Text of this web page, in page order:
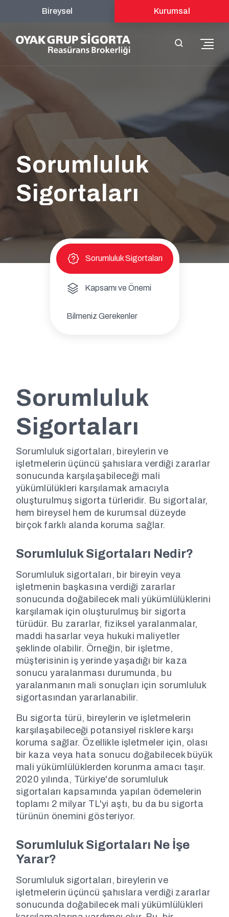
Bireysel Kurumsal
Sorumluluk
Sigortaları
Sorumluluk Sigortaları
Kapsamı ve Önemi
Bilmeniz Gerekenler
Sorumluluk
Sigortaları
Sorumluluk sigortaları, bireylerin ve
işletmelerin üçüncü şahıslara verdiği zararlar
sonucunda karşılaşabileceği mali
yükümlülükleri karşılamak amacıyla
oluşturulmuş sigorta türleridir. Bu sigortalar,
hem bireysel hem de kurumsal düzeyde
birçok farklı alanda koruma sağlar.
Sorumluluk Sigortaları Nedir?
Sorumluluk sigortaları, bir bireyin veya
işletmenin başkasına verdiği zararlar
sonucunda doğabilecek mali yükümlülüklerini
karşılamak için oluşturulmuş bir sigorta
türüdür. Bu zararlar, fiziksel yaralanmalar,
maddi hasarlar veya hukuki maliyetler
şeklinde olabilir. Örneğin, bir işletme,
müşterisinin iş yerinde yaşadığı bir kaza
sonucu yaralanması durumunda, bu
yaralanmanın mali sonuçları için sorumluluk
sigortasından yararlanabilir.
Bu sigorta türü, bireylerin ve işletmelerin
karşılaşabileceği potansiyel risklere karşı
koruma sağlar. Özellikle işletmeler için, olası
bir kaza veya hata sonucu doğabilecek büyük
mali yükümlülüklerden korunma amacı taşır.
2020 yılında, Türkiye'de sorumluluk
sigortaları kapsamında yapılan ödemelerin
toplamı 2 milyar TL'yi aştı, bu da bu sigorta
türünün önemini gösteriyor.
Sorumluluk Sigortaları Ne İşe
Yarar?
Sorumluluk sigortaları, bireylerin ve
işletmelerin üçüncü şahıslara verdiği zararlar
sonucunda doğabilecek mali yükümlülükleri